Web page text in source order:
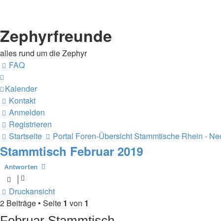
Zephyrfreunde
alles rund um die Zephyr
FAQ
Kalender
Kontakt
Anmelden
Registrieren
Startseite
Portal Foren-ÜbersichtStammtische Rhein -
Stammtisch Februar 2019
Antworten
Druckansicht
2 Beiträge • Seite 1 von 1